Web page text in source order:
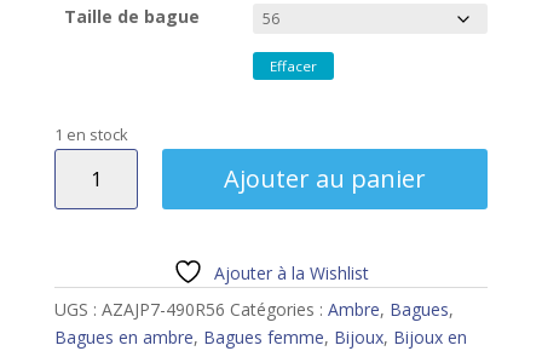
Taille de bague
Effacer
1 en stock
Ajouter au panier
Ajouter à la Wishlist
UGS : AZAJP7-490R56 Catégories : Ambre, Bagues,
Bagues en ambre, Bagues femme, Bijoux, Bijoux en